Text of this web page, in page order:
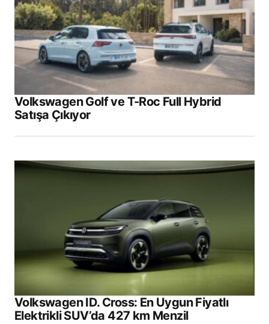
Volkswagen Golf ve T-Roc Full Hybrid
Satışa Çıkıyor
Volkswagen ID. Cross: En Uygun Fiyatlı
Elektrikli SUV’da 427 km Menzil